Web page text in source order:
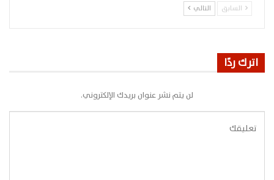
السابق التالي
اترك ردًا
لن يتم نشر عنوان بريدك الإلكتروني.